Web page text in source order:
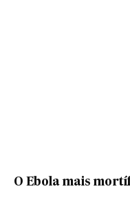
O Ebola mais